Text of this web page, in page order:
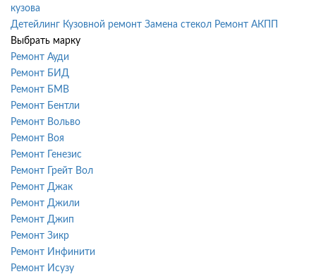
кузова
Детейлинг Кузовной ремонт Замена стекол Ремонт АКПП
Выбрать марку
Ремонт Ауди
Ремонт БИД
Ремонт БМВ
Ремонт Бентли
Ремонт Вольво
Ремонт Воя
Ремонт Генезис
Ремонт Грейт Вол
Ремонт Джак
Ремонт Джили
Ремонт Джип
Ремонт Зикр
Ремонт Инфинити
Ремонт Исузу